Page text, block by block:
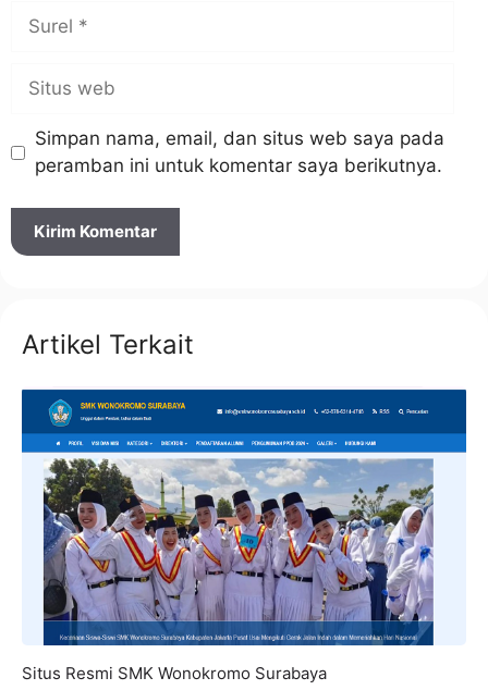
Surel
Situs
web
Simpan nama, email, dan situs web saya pada
peramban ini untuk komentar saya berikutnya.
Artikel Terkait
Situs Resmi SMK Wonokromo Surabaya